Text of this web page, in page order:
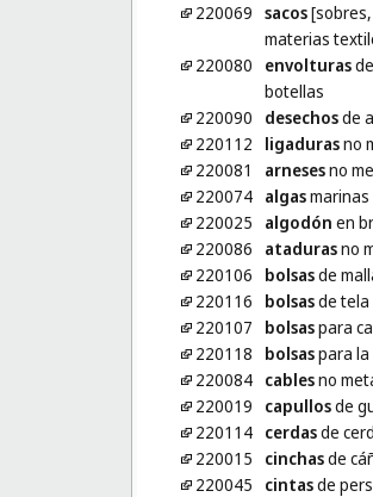
220069 sacos[sobres,
materias
220080
envolturas
botellas
220090
desechosde
220112
ligadurasno
220081
arnesesno
220074 algasmarinas
220025
algodón en
220086
atadurasno
220106
bolsasde
220116
bolsasde tela
220107
bolsaspara
220118
bolsaspara la
220084 cablesno
220019
capullosde
220114 cerdasde
220015
cinchasde
220045
cintasde